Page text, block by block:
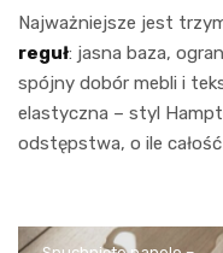
Najważniejsze jest
reguł: jasna baza,
spójny dobór mebli i
elastyczna – styl
odstępstwa, o ile